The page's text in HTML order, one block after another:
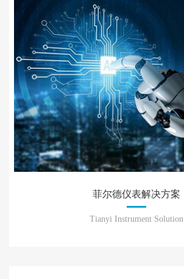
菲尔德仪表解决方案
Tianyi Instrument Solution